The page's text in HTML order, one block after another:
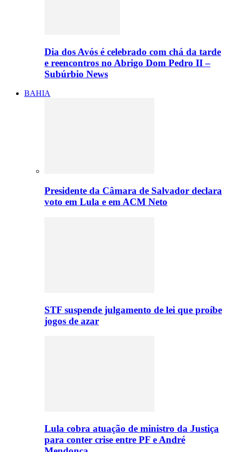
Dia dos Avós é celebrado com chá da tarde
e reencontros no Abrigo Dom Pedro II –
Subúrbio News
BAHIA
Presidente da Câmara de Salvador declara
voto em Lula e em ACM Neto
STF suspende julgamento de lei que proíbe
jogos de azar
Lula cobra atuação de ministro da Justiça
para conter crise entre PF e André